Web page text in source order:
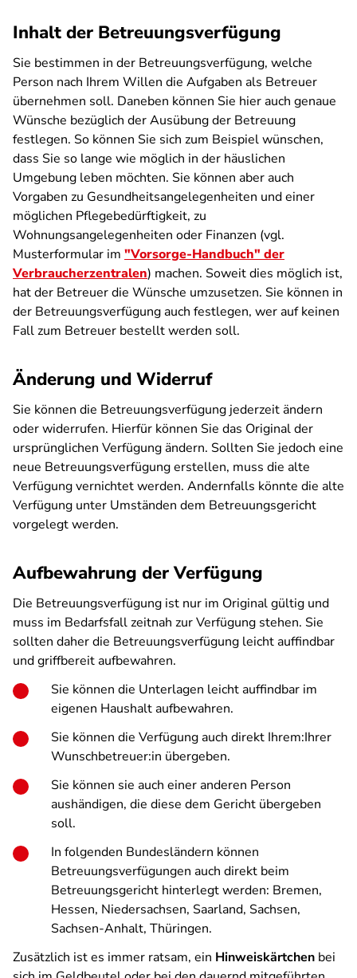
Inhalt der Betreuungsverfügung
Sie bestimmen in der Betreuungsverfügung, welche
Person nach Ihrem Willen die Aufgaben als Betreuer
übernehmen soll. Daneben können Sie hier auch genaue
Wünsche bezüglich der Ausübung der Betreuung
festlegen. So können Sie sich zum Beispiel wünschen,
dass Sie so lange wie möglich in der häuslichen
Umgebung leben möchten. Sie können aber auch
Vorgaben zu Gesundheitsangelegenheiten und einer
möglichen Pflegebedürftigkeit, zu
Wohnungsangelegenheiten oder Finanzen (vgl.
Musterformular im "Vorsorge-Handbuch" der
Verbraucherzentralen) machen. Soweit dies möglich ist,
hat der Betreuer die Wünsche umzusetzen. Sie können in
der Betreuungsverfügung auch festlegen, wer auf keinen
Fall zum Betreuer bestellt werden soll.
Änderung und Widerruf
Sie können die Betreuungsverfügung jederzeit ändern
oder widerrufen. Hierfür können Sie das Original der
ursprünglichen Verfügung ändern. Sollten Sie jedoch eine
neue Betreuungsverfügung erstellen, muss die alte
Verfügung vernichtet werden. Andernfalls könnte die alte
Verfügung unter Umständen dem Betreuungsgericht
vorgelegt werden.
Aufbewahrung der Verfügung
Die Betreuungsverfügung ist nur im Original gültig und
muss im Bedarfsfall zeitnah zur Verfügung stehen. Sie
sollten daher die Betreuungsverfügung leicht auffindbar
und griffbereit aufbewahren.
Sie können die Unterlagen leicht auffindbar im
eigenen Haushalt aufbewahren.
Sie können die Verfügung auch direkt Ihrem:Ihrer
Wunschbetreuer:in übergeben.
Sie können sie auch einer anderen Person
aushändigen, die diese dem Gericht übergeben
soll.
In folgenden Bundesländern können
Betreuungsverfügungen auch direkt beim
Betreuungsgericht hinterlegt werden: Bremen,
Hessen, Niedersachsen, Saarland, Sachsen,
Sachsen-Anhalt, Thüringen.
Zusätzlich ist es immer ratsam, ein Hinweiskärtchen bei